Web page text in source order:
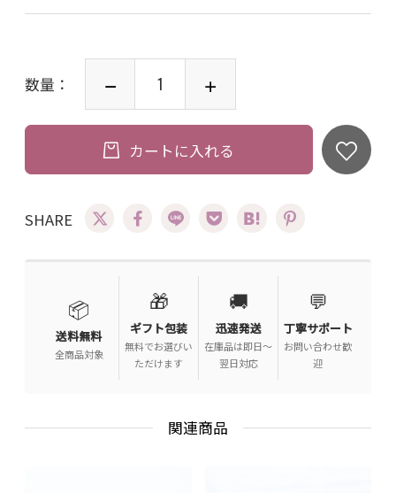
数量：
カートに入れる
SHARE
📦
送料無料
全商品対象
🎁
ギフト包装
無料でお選びい
ただけます
🚚
迅速発送
在庫品は即日〜
翌日対応
💬
丁寧サポート
お問い合わせ歓
迎
関連商品